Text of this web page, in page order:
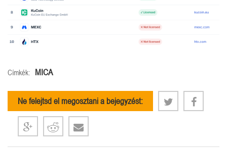
Címkék: MICA
Ne felejtsd el megosztani a bejegyzést: